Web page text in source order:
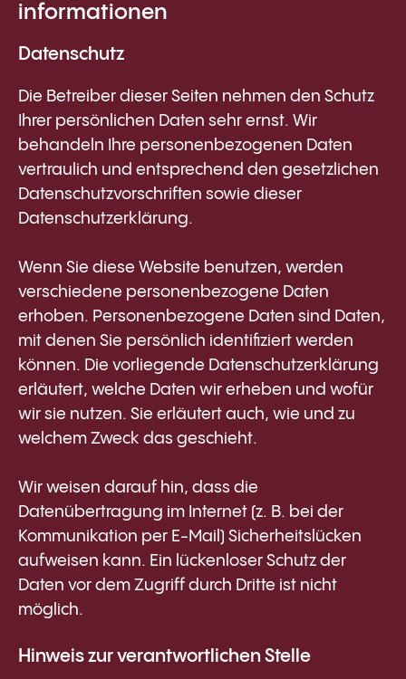
informationen
Datenschutz
Die Betreiber dieser Seiten nehmen den Schutz
Ihrer persönlichen Daten sehr ernst. Wir
behandeln Ihre personenbezogenen Daten
vertraulich und entsprechend den gesetzlichen
Datenschutzvorschriften sowie dieser
Datenschutzerklärung.
Wenn Sie diese Website benutzen, werden
verschiedene personenbezogene Daten
erhoben. Personenbezogene Daten sind Daten,
mit denen Sie persönlich identifiziert werden
können. Die vorliegende Datenschutzerklärung
erläutert, welche Daten wir erheben und wofür
wir sie nutzen. Sie erläutert auch, wie und zu
welchem Zweck das geschieht.
Wir weisen darauf hin, dass die
Datenübertragung im Internet (z. B. bei der
Kommunikation per E-Mail) Sicherheitslücken
aufweisen kann. Ein lückenloser Schutz der
Daten vor dem Zugriff durch Dritte ist nicht
möglich.
Hinweis zur verantwortlichen Stelle